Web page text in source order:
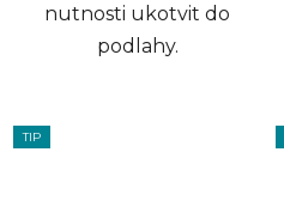
nutnosti ukotvit do
podlahy.
TIP